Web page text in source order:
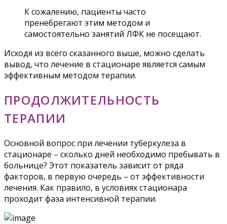
К сожалению, пациенты часто
пренебрегают этим методом и
самостоятельно занятий ЛФК не посещают.
Исходя из всего сказанного выше, можно сделать
вывод, что лечение в стационаре является самым
эффективным методом терапии.
ПРОДОЛЖИТЕЛЬНОСТЬ
ТЕРАПИИ
Основной вопрос при лечении туберкулеза в
стационаре – сколько дней необходимо пребывать в
больнице? Этот показатель зависит от ряда
факторов, в первую очередь – от эффективности
лечения. Как правило, в условиях стационара
проходит фаза интенсивной терапии.